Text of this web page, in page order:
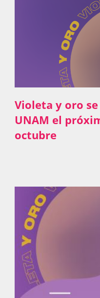
Violeta y oro
UNAM el
octubre